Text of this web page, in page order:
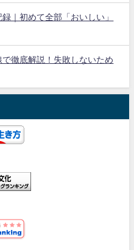
｜初めて全部「おいしい」
徹底解説！失敗しないため